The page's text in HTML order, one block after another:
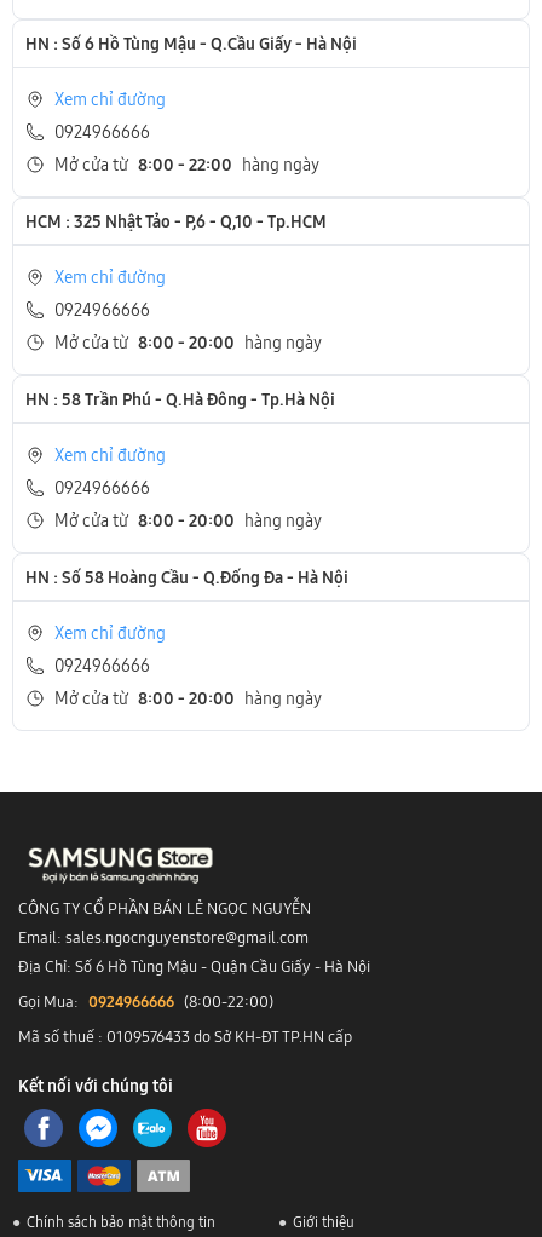
HN : Số 6 Hồ Tùng Mậu - Q.Cầu Giấy - Hà Nội
Xem chỉ đường
0924966666
Mở cửa từ 8:00 - 22:00 hàng ngày
HCM : 325 Nhật Tảo - P,6 - Q,10 - Tp.HCM
Xem chỉ đường
0924966666
Mở cửa từ 8:00 - 20:00 hàng ngày
HN : 58 Trần Phú - Q.Hà Đông - Tp.Hà Nội
Xem chỉ đường
0924966666
Mở cửa từ 8:00 - 20:00 hàng ngày
HN : Số 58 Hoàng Cầu - Q.Đống Đa - Hà Nội
Xem chỉ đường
0924966666
Mở cửa từ 8:00 - 20:00 hàng ngày
CÔNG TY CỔ PHẦN BÁN LẺ NGỌC NGUYỄN
Email: sales.ngocnguyenstore@gmail.com
Địa Chỉ: Số 6 Hồ Tùng Mậu - Quận Cầu Giấy - Hà Nội
Gọi Mua: 0924966666 (8:00-22:00)
Mã số thuế : 0109576433 do Sở KH-ĐT TP.HN cấp
Kết nối với chúng tôi
Chính sách bảo mật thông tin Giới thiệu